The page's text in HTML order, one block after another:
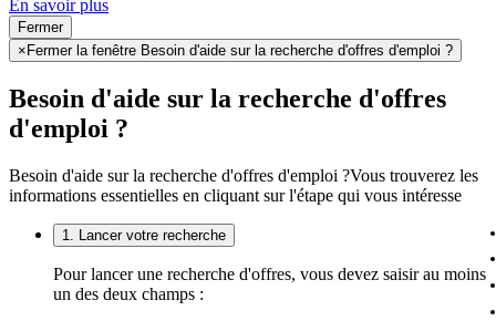
En savoir plus
Fermer
× Fermer la fenêtre Besoin d'aide sur la recherche d'offres d'emploi ?
Besoin d'aide sur la recherche d'offres
d'emploi ?
Besoin d'aide sur la recherche d'offres d'emploi ?Vous trouverez les
informations essentielles en cliquant sur l'étape qui vous intéresse
1. Lancer votre recherche
Pour lancer une recherche d'offres, vous devez saisir au moins
un des deux champs :